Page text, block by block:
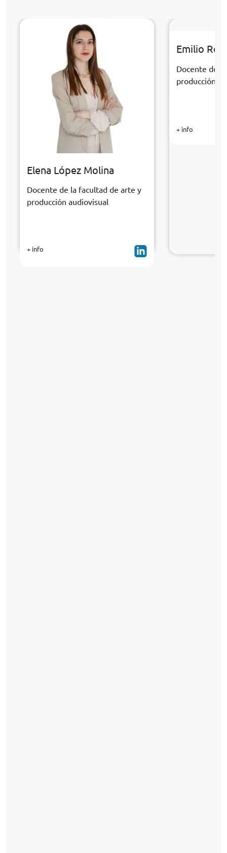
Elena López Molina
Docente de la facultad de arte y
producción audiovisual
+ info
Emilio
Docente de
producción
+ info